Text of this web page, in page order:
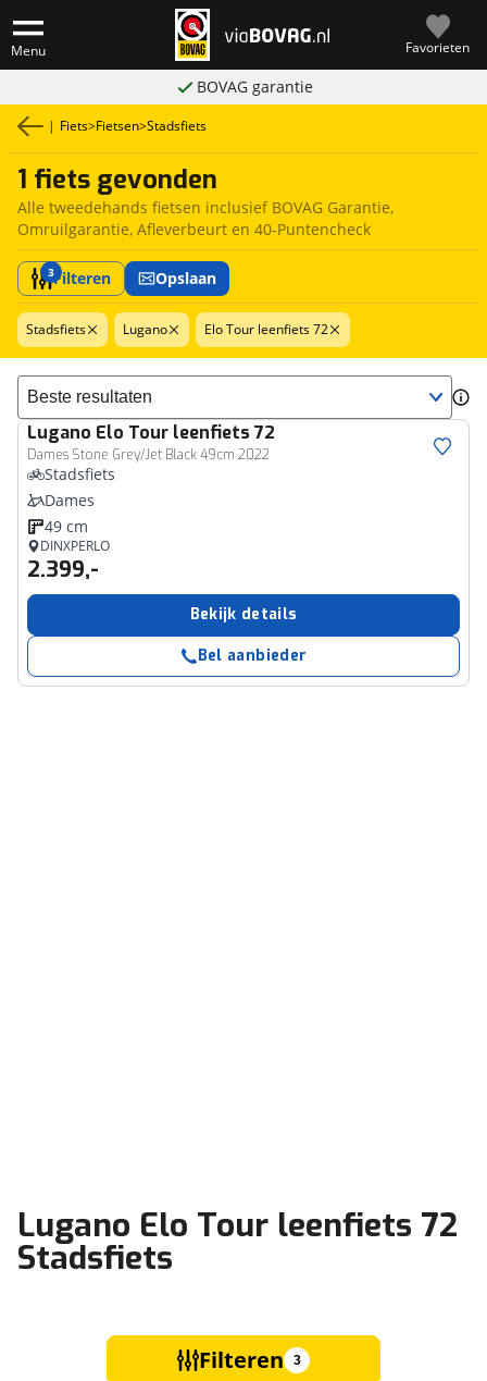
Menu Favorieten
BOVAG garantie
| Fiets>Fietsen>Stadsfiets
1 fiets gevonden
Alle tweedehands fietsen inclusief BOVAG Garantie,
Omruilgarantie, Afleverbeurt en 40-Puntencheck
3Filteren Opslaan
Stadsfiets Lugano Elo Tour leenfiets 72
Sorteer resultaten
Lugano Elo Tour leenfiets 72
Dames Stone Grey/Jet Black 49cm 2022
Stadsfiets
Dames
49 cm
DINXPERLO
2.399,-
Bekijk details
Bel aanbieder
Lugano Elo Tour leenfiets 72
Stadsfiets
Filteren 3